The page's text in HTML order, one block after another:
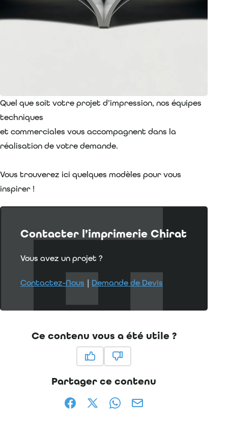
Quel que soit votre projet d’impression, nos équipes
techniques
et commerciales vous accompagnent dans la
réalisation de votre demande.
Vous trouverez ici quelques modèles pour vous
inspirer !
Contacter l’imprimerie Chirat
Vous avez un projet ?
Contactez-Nous | Demande de Devis
Ce contenu vous a été utile ?
Partager ce contenu
Partager sur Facebook (nouvelle
Partager sur X / Twitter
Partager sur WhatsApp
Partager par mail